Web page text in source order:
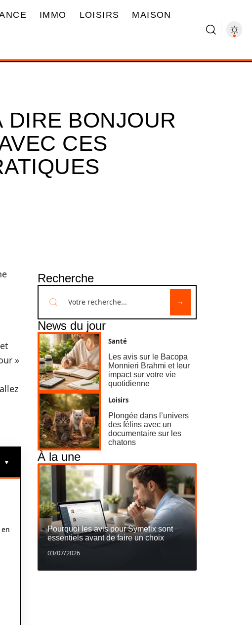
IMMO LOISIRS MAISON
DIRE BONJOUR
CES
»
Recherche
News du jour
Santé
Les avis sur le Bacopa
Monnieri Brahmi et leur
impact sur votre vie
quotidienne
Loisirs
Plongée dans l’univers
des félins avec un
documentaire sur les
chatons
À la une
Pourquoi les avis pour Symetix sont
essentiels avant de faire un choix
03/07/2026